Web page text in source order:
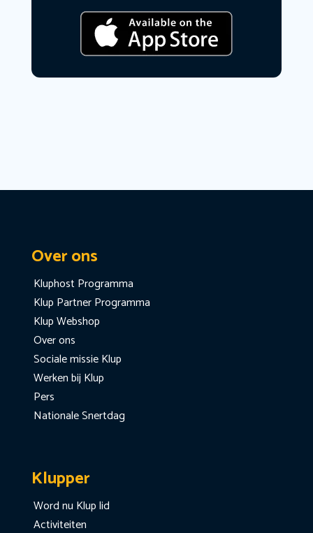
Over ons
Kluphost Programma
Klup Partner Programma
Klup Webshop
Over ons
Sociale missie Klup
Werken bij Klup
Pers
Nationale Snertdag
Klupper
Word nu Klup lid
Activiteiten